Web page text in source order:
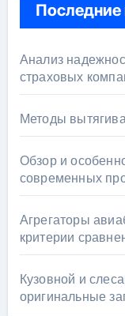
Последние
Анализ
страховых
Методы
Обзор и
современных
Агрегаторы
критерии
Кузовной и
оригинальные